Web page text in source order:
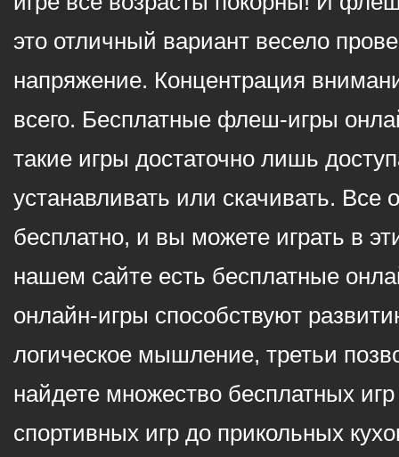
это отличный вариант весело
напряжение. Концентрация
всего. Бесплатные флеш-игры
такие игры достаточно лишь
устанавливать или скачивать.
бесплатно, и вы можете играть в
нашем сайте есть бесплатные
онлайн-игры способствуют
логическое мышление, третьи
найдете множество бесплатных
спортивных игр до прикольных